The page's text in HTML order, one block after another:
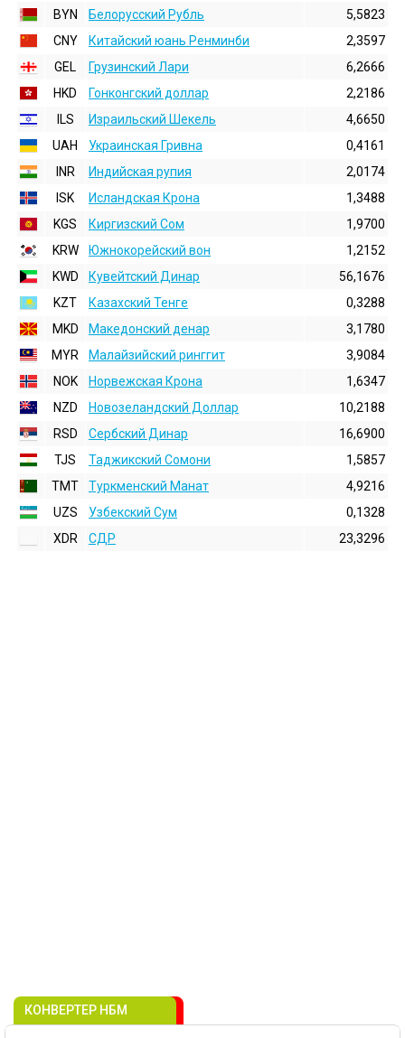
BYN
Белорусский Рубль
5,5823
CNY
Китайский юань Ренминби
2,3597
GEL
Грузинский Лари
6,2666
HKD
Гонконгский доллаp
2,2186
ILS
Израильский Шекель
4,6650
UAH
Украинская Гривна
0,4161
INR
Индийская pупия
2,0174
ISK
Исландская Крона
1,3488
KGS
Киргизский Сом
1,9700
KRW
Южнокорейский вон
1,2152
KWD
Кувейтский Динар
56,1676
KZT
Казахский Тенге
0,3288
MKD
Македонский денар
3,1780
MYR
Малайзийский ринггит
3,9084
NOK
Норвежская Крона
1,6347
NZD
Новозеландский Доллар
10,2188
RSD
Сербский Динар
16,6900
TJS
Таджикский Сомони
1,5857
TMT
Туркменский Манат
4,9216
UZS
Узбекский Сум
0,1328
XDR
СДР 23,3296
КОНВЕРТЕР НБМ